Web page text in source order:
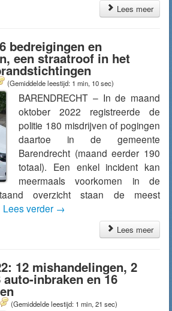
Lees meer
bedreigingen en
een straatroof in het
(Gemiddelde leestijd: 1 min, 10 sec)
BARENDRECHT – In de maand
oktober 2022 registreerde de
politie 180 misdrijven of pogingen
daartoe in de gemeente
Barendrecht (maand eerder 190
totaal). Een enkel incident kan
meermaals voorkomen in de
overzicht staan de meest
Lees verder →
Lees meer
12 mishandelingen, 2
inbraken en 16
(Gemiddelde leestijd: 1 min, 21 sec)